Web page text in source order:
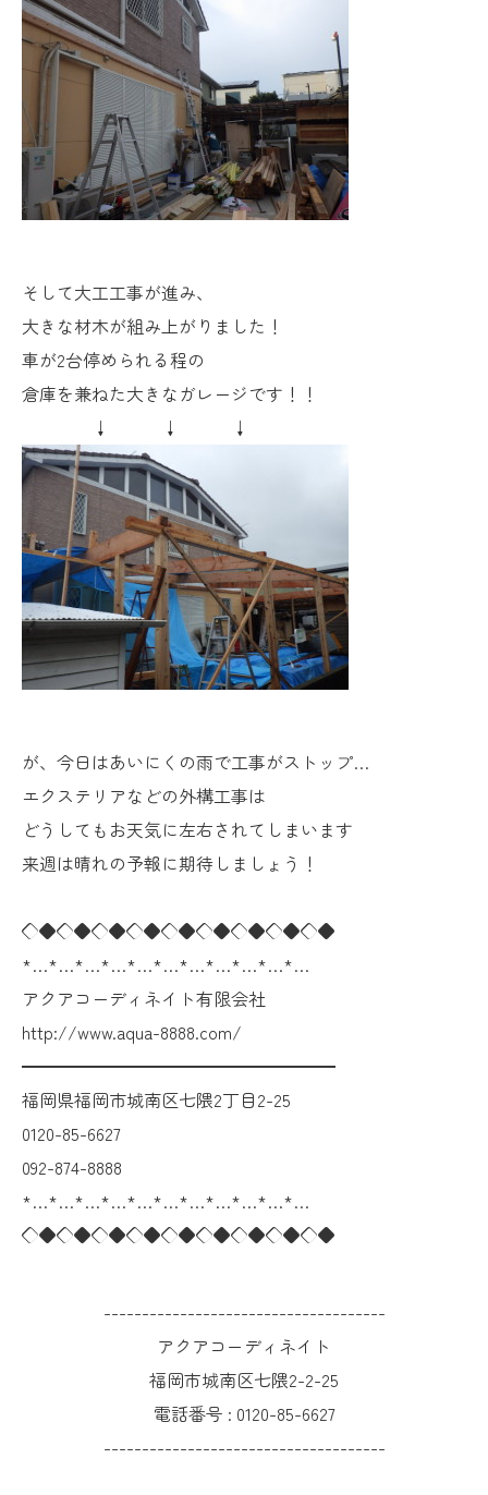
そして大工工事が進み、
大きな材木が組み上がりました！
車が2台停められる程の
倉庫を兼ねた大きなガレージです！！
↓ ↓ ↓
が、今日はあいにくの雨で工事がストップ…
エクステリアなどの外構工事は
どうしてもお天気に左右されてしまいます
来週は晴れの予報に期待しましょう！
◇◆◇◆◇◆◇◆◇◆◇◆◇◆◇◆◇◆
*…*…*…*…*…*…*…*…*…*…*…
アクアコーディネイト有限会社
http://www.aqua-8888.com/
━━━━━━━━━━━━━━━━━━
福岡県福岡市城南区七隈2丁目2-25
0120-85-6627
092-874-8888
*…*…*…*…*…*…*…*…*…*…*…
◇◆◇◆◇◆◇◆◇◆◇◆◇◆◇◆◇◆
-------------------------------------
アクアコーディネイト
福岡市城南区七隈2-2-25
電話番号 : 0120-85-6627
-------------------------------------